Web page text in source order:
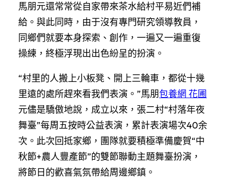
馬朋元還常常從自家帶來茶水給村平易近們補
給。與此同時，由于沒有專門研究領導教員，
同鄉們就要本身探索、創作，一遍又一遍重復
操練，終極浮現出出色紛呈的扮演。
“村里的人搬上小板凳、開上三輪車，都從十幾
里遠的處所趕來看我們表演。”馬朋包養網 花圃
元儘是驕傲地說，成立以來，張二村“村落年夜
舞臺”每周五按時公益表演，累計表演場次40余
次。此次回抵家鄉，團隊就要積極準備慶賀“中
秋節+農人豐產節”的雙節聯動主題舞臺扮演，
將節日的歡喜氣氛帶給周邊鄉鎮。